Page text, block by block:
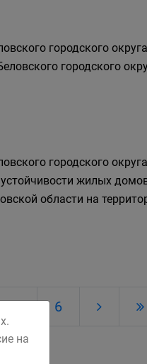
городского
городского
городского
жилых
области на
5 6
на